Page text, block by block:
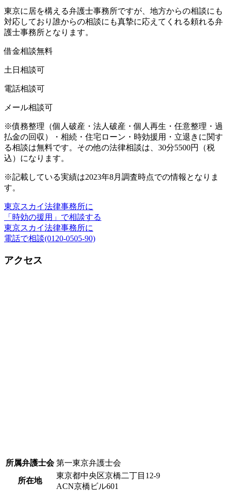
東京に居を構える弁護士事務所ですが、 地方からの相談にも
対応しており誰からの相談にも真摯に応えてくれる頼れる弁
護士事務所となります。
借金相談無料
土日相談可
電話相談可
メール相談可
※債務整理（個人破産・法人破産・個人再生・任意整理・過
払金の回収）・相続・住宅ローン・時効援用・立退きに関す
る相談は無料です。その他の法律相談は、30分5500円（税
込）になります。
※記載している実績は2023年8月調査時点での情報となりま
す。
東京スカイ法律事務所に
「時効の援用」で相談する
東京スカイ法律事務所に
電話で相談(0120-0505-90)
アクセス
所属弁護士会 第一東京弁護士会
所在地
東京都中央区京橋二丁目12-9
ACN京橋ビル601